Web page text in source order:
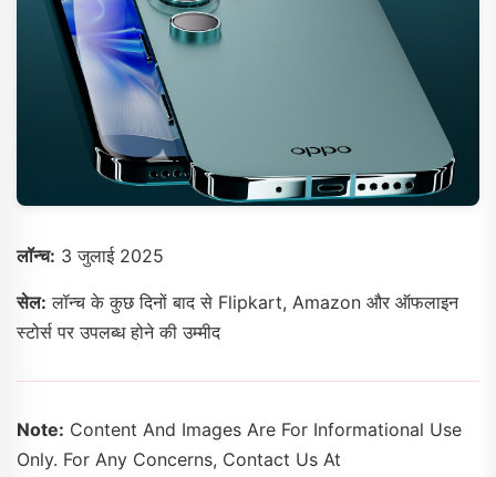
लॉन्च: 3 जुलाई 2025
सेल: लॉन्च के कुछ दिनों बाद से Flipkart, Amazon और ऑफलाइन
स्टोर्स पर उपलब्ध होने की उम्मीद
Note: Content And Images Are For Informational Use
Only. For Any Concerns, Contact Us At